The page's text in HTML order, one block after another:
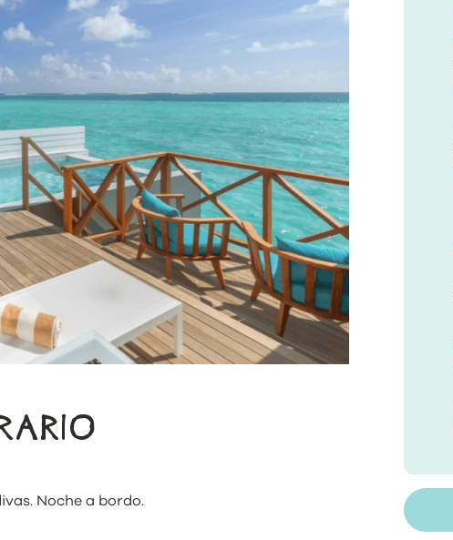
Noche a bordo.